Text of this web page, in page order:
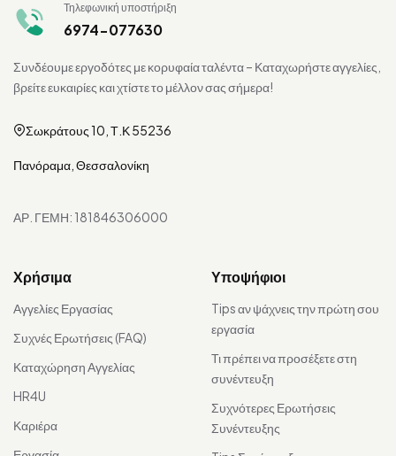
Τηλεφωνική υποστήριξη
6974-077630
Συνδέουμε εργοδότες με κορυφαία ταλέντα – Καταχωρήστε αγγελίες,
βρείτε ευκαιρίες και χτίστε το μέλλον σας σήμερα!
Σωκράτους 10, Τ.Κ 55236
Πανόραμα, Θεσσαλονίκη
ΑΡ. ΓΕΜΗ: 181846306000
Χρήσιμα
Αγγελίες Εργασίας
Συχνές Ερωτήσεις (FAQ)
Καταχώρηση Αγγελίας
HR4U
Καριέρα
Υποψήφιοι
Tips αν ψάχνεις την πρώτη σου
εργασία
Τι πρέπει να προσέξετε στη
συνέντευξη
Συχνότερες Ερωτήσεις
Συνέντευξης